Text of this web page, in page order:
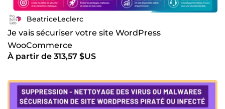
BeatriceLeclerc
Je vais sécuriser votre site WordPress
WooCommerce
À partir de 313,57 $US